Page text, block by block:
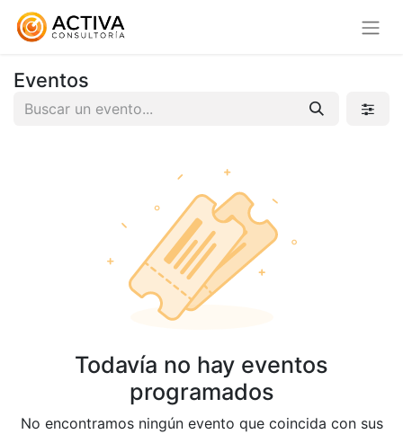
Eventos
Todavía no hay eventos
programados
No encontramos ningún evento que coincida con sus